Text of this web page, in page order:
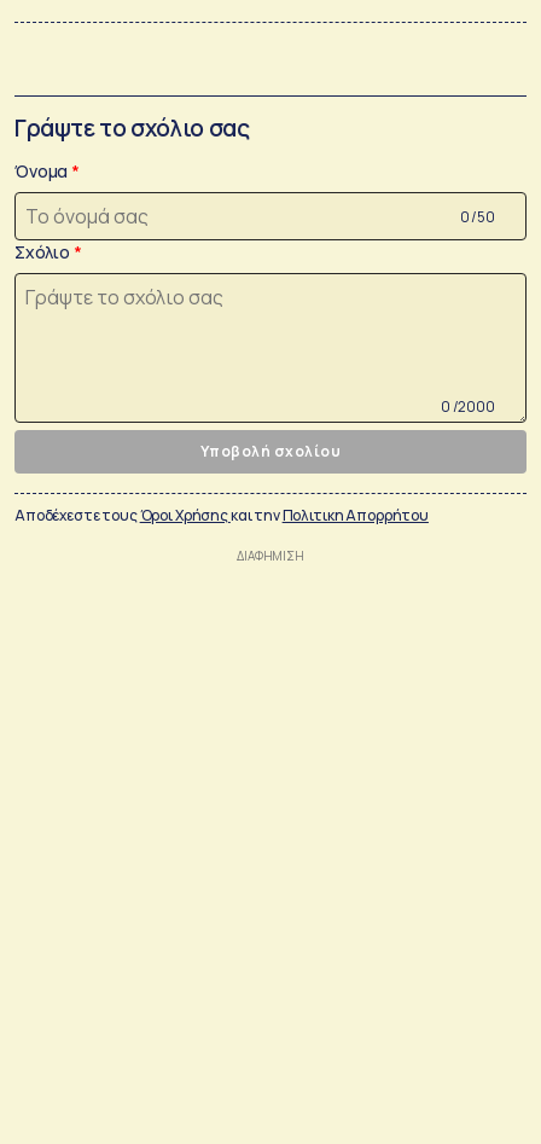
Γράψτε το σχόλιο σας
Όνομα
0 /50
Σχόλιο
0 /2000
Υποβολή σχολίου
Αποδέχεστε τουςΌροι Χρήσηςκαι τηνΠολιτικη Απορρήτου